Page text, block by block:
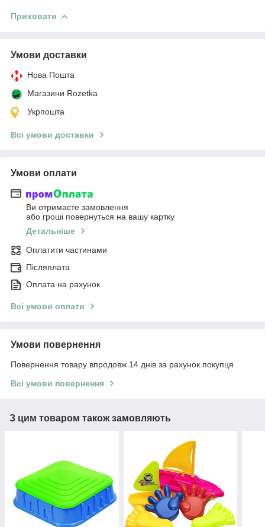
Приховати
Умови доставки
Нова Пошта
Магазини Rozetka
Укрпошта
Всі умови доставки
Умови оплати
Ви отримаєте замовлення
або гроші повернуться на вашу картку
Детальніше
Оплатити частинами
Післяплата
Оплата на рахунок
Всі умови оплати
Умови повернення
Повернення товару впродовж 14 днів за рахунок покупця
Всі умови повернення
З цим товаром також замовляють